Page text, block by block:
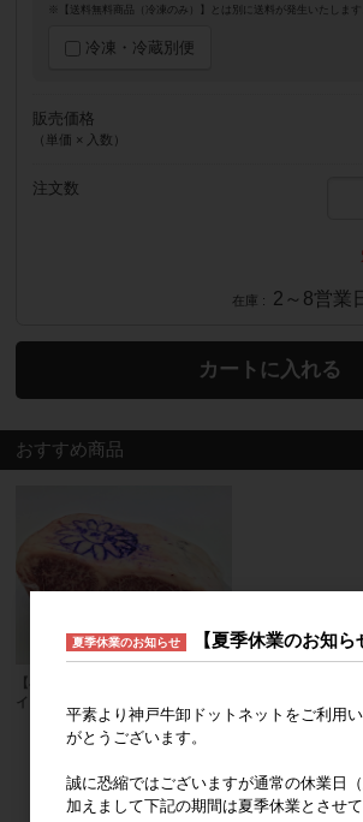
※【送料無料商品（冷凍のみ）】とは別に送料が発生いたします
冷凍・冷蔵別便
販売価格
（単価 × 入数）
注文数
在庫 2～8営業
カートに入れる
おすすめ商品
インブロック（約1㎏~）
1kg/単価
23,500円
すべ
夏季休業のお知らせ 【夏季休業のお知ら
平素より神戸牛卸ドットネットをご利用
がとうございます。
誠に恐縮ではございますが通常の休業日
加えまして下記の期間は夏季休業とさせて